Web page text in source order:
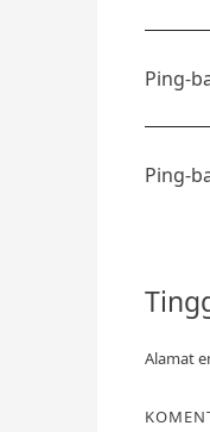
Ping-
Ping-
Alamat